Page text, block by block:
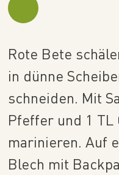
Rote Bete
in dünne
schneiden. Mit
Pfeffer und 1 TL
marinieren. Auf
Blech mit